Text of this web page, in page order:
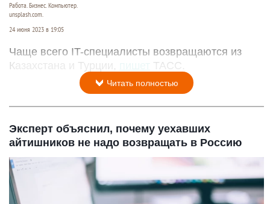
Работа. Бизнес. Компьютер.
unsplash.com.
24 июня 2023 в 19:05
Чаще всего IT-специалисты возвращаются из
Казахстана и Турции,
ТАСС.
Читать полностью
Эксперт объяснил, почему уехавших
айтишников не надо возвращать в Россию